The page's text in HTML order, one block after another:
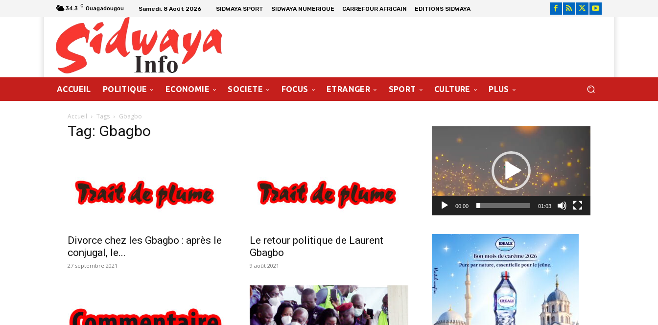
34.3 C Ouagadougou Samedi, 8 Août 2026 SIDWAYA SPORT SIDWAYA NUMERIQUE CARREFOUR AFRICAIN EDITIONS SIDWAYA
ACCUEIL POLITIQUE ECONOMIE SOCIETE FOCUS ETRANGER SPORT CULTURE PLUS
Accueil Tags Gbagbo
Tag: Gbagbo
Divorce chez les Gbagbo : après le
conjugal, le...
27 septembre 2021
Le retour politique de Laurent
Gbagbo
9 août 2021
00:00 01:03